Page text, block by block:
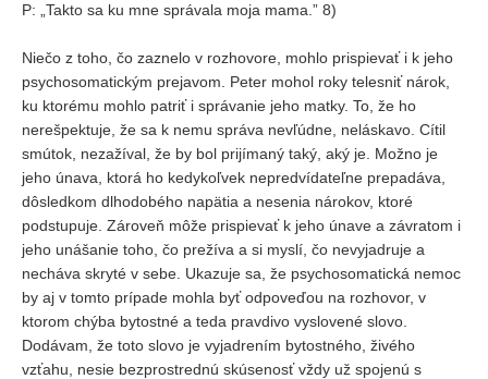
P: „Takto sa ku mne správala moja mama.” 8)
Niečo z toho, čo zaznelo v rozhovore, mohlo prispievať i k jeho
psychosomatickým prejavom. Peter mohol roky telesniť nárok,
ku ktorému mohlo patriť i správanie jeho matky. To, že ho
nerešpektuje, že sa k nemu správa nevľúdne, neláskavo. Cítil
smútok, nezažíval, že by bol prijímaný taký, aký je. Možno je
jeho únava, ktorá ho kedykoľvek nepredvídateľne prepadáva,
dôsledkom dlhodobého napätia a nesenia nárokov, ktoré
podstupuje. Zároveň môže prispievať k jeho únave a závratom i
jeho unášanie toho, čo prežíva a si myslí, čo nevyjadruje a
necháva skryté v sebe. Ukazuje sa, že psychosomatická nemoc
by aj v tomto prípade mohla byť odpoveďou na rozhovor, v
ktorom chýba bytostné a teda pravdivo vyslovené slovo.
Dodávam, že toto slovo je vyjadrením bytostného, živého
vzťahu, nesie bezprostrednú skúsenosť vždy už spojenú s